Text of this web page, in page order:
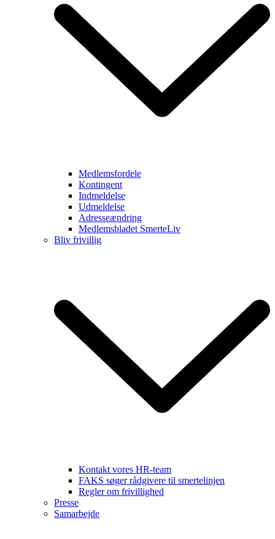
Medlemsfordele
Kontingent
Indmeldelse
Udmeldelse
Adresseændring
Medlemsbladet SmerteLiv
Bliv frivillig
Kontakt vores HR-team
FAKS søger rådgivere til smertelinjen
Regler om frivillighed
Presse
Samarbejde